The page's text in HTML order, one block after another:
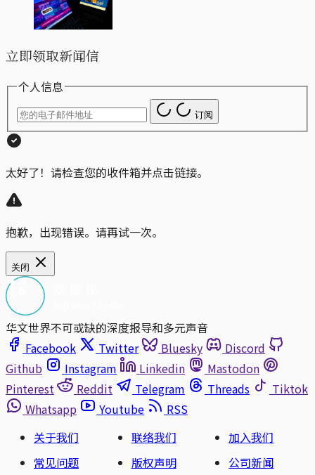
立即领取新闻信
个人信息
订阅
太好了！请检查您的收件箱并点击链接。
抱歉，出现错误。请再试一次。
关闭
华文世界不可或缺的深度报导和多元声音
Facebook
Twitter Bluesky
Discord
Github
Instagram Linkedin
Mastodon
Pinterest
Reddit Telegram Threads
Tiktok
Whatsapp
Youtube
RSS
关于我们
联络我们
加入我们
常见问题
版权声明 公司新闻